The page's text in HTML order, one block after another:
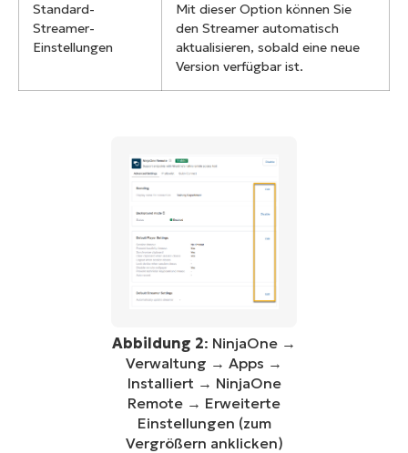
Standard-
Streamer-
Einstellungen
Mit dieser Option können Sie
den Streamer automatisch
aktualisieren, sobald eine neue
Version verfügbar ist.
Abbildung 2: NinjaOne →
Verwaltung → Apps →
Installiert → NinjaOne
Remote → Erweiterte
Einstellungen (zum
Vergrößern anklicken)